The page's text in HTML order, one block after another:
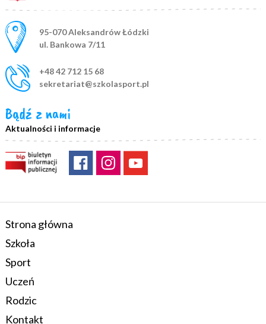
Adres pocztowy:
95-070 Aleksandrów Łódzki
ul. Bankowa 7/11
+48 42 712 15 68
sekretariat@szkolasport.pl
Bądź z nami
Aktualności i informacje
Strona główna
Szkoła
Sport
Uczeń
Rodzic
Kontakt